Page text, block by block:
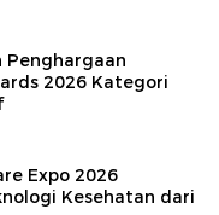
Penghargaan
2026 Kategori
Expo 2026
Kesehatan dari